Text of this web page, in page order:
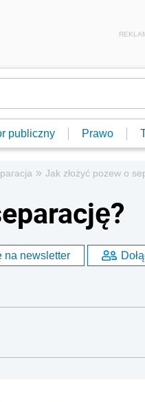
publiczny Prawo
» Jak złożyć pozew o
na newsletter